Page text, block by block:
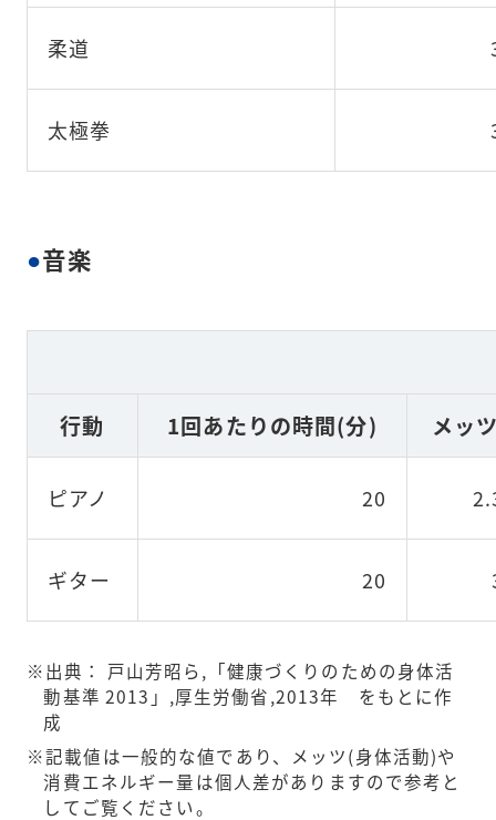
柔道
太極拳
音楽
行動 1回あたりの時間(分) メッ
ピアノ 20
ギター 20
出典： 戸山芳昭ら,「健康づくりのための身体活
動基準 2013」,厚生労働省,2013年 をもとに作
成
記載値は一般的な値であり、メッツ(身体活動)や
消費エネルギー量は個人差がありますので参考と
してご覧ください。